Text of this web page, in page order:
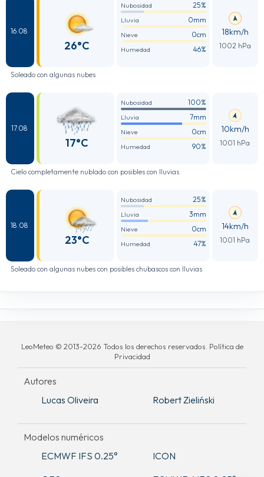
16.08
26°C
Nubosidad 25%
Lluvia 0mm
Nieve 0cm
Humedad 46%
18km/h
1002 hPa
Soleado con algunas nubes
17.08
17°C
Nubosidad 100%
Lluvia 7mm
Nieve 0cm
Humedad 90%
10km/h
1001 hPa
Cielo completamente nublado con posibles con lluvias
18.08
23°C
Nubosidad 25%
Lluvia 3mm
Nieve 0cm
Humedad 47%
14km/h
1001 hPa
Soleado con algunas nubes con posibles chubascos con lluvias
LeoMeteo © 2013-2026 Todos los derechos reservados. Política de
Privacidad
Autores
Lucas Oliveira
Robert Zieliński
Modelos numéricos
ECMWF IFS 0.25°
ICON